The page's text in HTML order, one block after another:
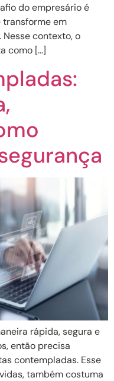
do empresário é
transforme em
contexto, o
como […]
rápida, segura e
então precisa
contempladas. Esse
também costuma